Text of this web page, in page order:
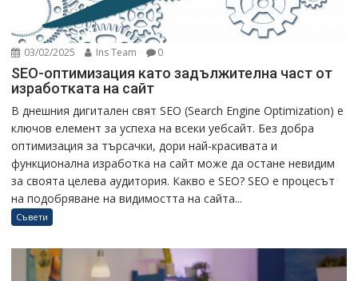
03/02/2025 Ins Team 0
SEO-оптимизация като задължителна част от
изработката на сайт
В днешния дигитален свят SEO (Search Engine Optimization) е
ключов елемент за успеха на всеки уебсайт. Без добра
оптимизация за търсачки, дори най-красивата и
функционална изработка на сайт може да остане невидим
за своята целева аудитория. Какво е SEO? SEO е процесът
на подобряване на видимостта на сайта...
Съвети